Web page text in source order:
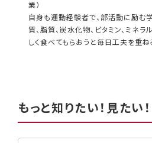
業）
自身も運動経験者で、部活動に励む
質、脂質、炭水化物、ビタミン、ミネ
しく食べてもらおうと毎日工夫を重ね
もっと知りたい！見たい！